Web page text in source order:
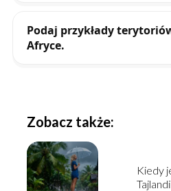
Podaj przykłady
Afryce.
Zobacz także:
Kiedy